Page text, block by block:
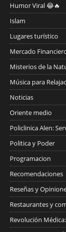
Humor Viral 😂🔥
Islam
Lugares turístico
Mercado
Misterios de la
Música para
Noticias
Oriente medio
Policlinica Alen:
Politica y Poder
Programacion
Recomendaciones
Reseñas y
Restaurantes y
Revolución